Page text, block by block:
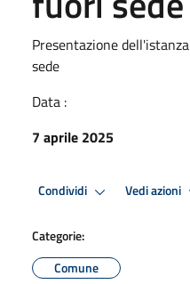
Presentazione
sede
Data :
7 aprile 2025
Condividi Vedi azioni
Categorie:
Comune